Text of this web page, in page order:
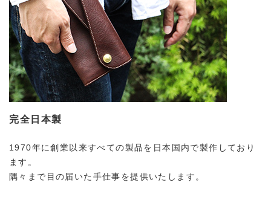
完全日本製
1970年に創業以来すべての製品を日本国内で製作しており
ます。
隅々まで目の届いた手仕事を提供いたします。